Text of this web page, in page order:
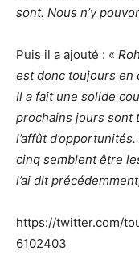
sont. Nous n’y
Puis il a ajouté : «
est donc toujours en
Il a fait une solide
prochains jours sont
l’affût
cinq semblent être
l’ai dit
https://twitter.com/
6102403